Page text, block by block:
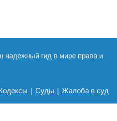
надежный гид в мире права и
| Суды | Жалоба в суд